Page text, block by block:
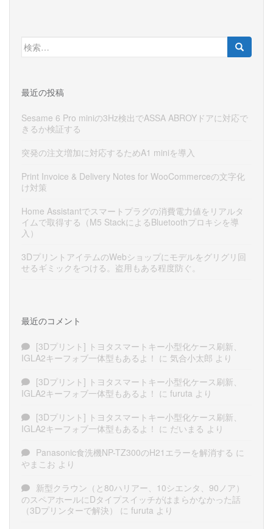
検
索:
最近の投稿
Sesame 6 Pro miniの3Hz検出でASSA ABROYドアに対応で
きるか検証する
突発の注文増加に対応するためA1 miniを導入
Print Invoice & Delivery Notes for WooCommerceの文字化
け対策
Home Assistantでスマートプラグの消費電力値をリアルタ
イムで取得する（M5 StackによるBluetoothプロキシを導
入）
3DプリントアイテムのWebショップにモデルをグリグリ回
せるギミックをつける。盗用もある程度防ぐ。
最近のコメント
[3Dプリント] トヨタスマートキー小型化ケース刷新、
IGLA2キーフォブ一体型もあるよ！ に 気合小太郎 より
[3Dプリント] トヨタスマートキー小型化ケース刷新、
IGLA2キーフォブ一体型もあるよ！ に furuta より
[3Dプリント] トヨタスマートキー小型化ケース刷新、
IGLA2キーフォブ一体型もあるよ！ に だいまる より
Panasonic食洗機NP-TZ300のH21エラーを解消する に
やまこお より
新型クラウン（と80ハリアー、10シエンタ、90ノア）
のスペアホールにDタイプスイッチがはまらかなかった話
（3Dプリンターで解決）
に furuta より